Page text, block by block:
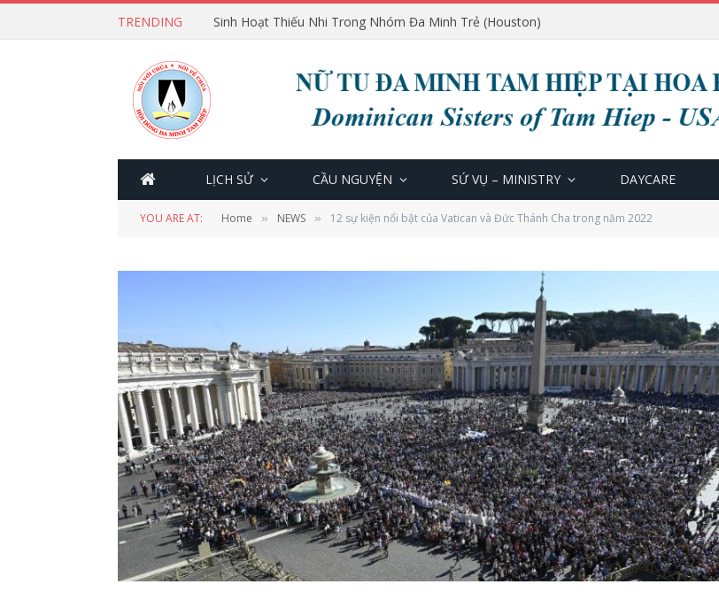
TRENDING Sinh Hoạt Thiếu Nhi Trong Nhóm Đa Minh Trẻ (Houston)
LỊCH SỬ CẦU NGUYỆN SỨ VỤ – MINISTRY DAYCARE
YOU ARE AT: Home » NEWS » 12 sự kiện nổi bật của Vatican và Đức Thánh Cha trong năm 2022